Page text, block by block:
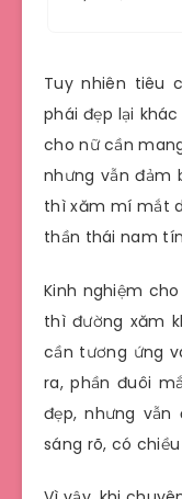
Tuy nhiên tiêu
phái đẹp lại
cho nữ cần
nhưng vẫn đảm
thì xăm mí mắt
thần thái nam
Kinh nghiệm
thì đường xăm
cần tương ứng
ra, phần đuôi
đẹp, nhưng
sáng rõ, có